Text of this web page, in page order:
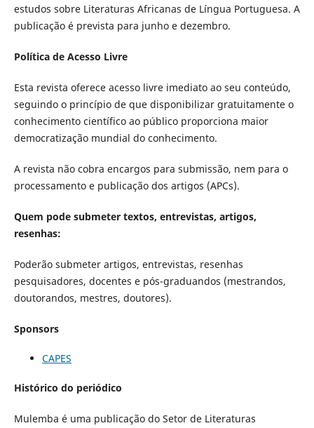
estudos sobre Literaturas Africanas de Língua Portuguesa. A
publicação é prevista para junho e dezembro.
Política de Acesso Livre
Esta revista oferece acesso livre imediato ao seu conteúdo,
seguindo o princípio de que disponibilizar gratuitamente o
conhecimento científico ao público proporciona maior
democratização mundial do conhecimento.
A revista não cobra encargos para submissão, nem para o
processamento e publicação dos artigos (APCs).
Quem pode submeter textos, entrevistas, artigos,
resenhas:
Poderão submeter artigos, entrevistas, resenhas
pesquisadores, docentes e pós-graduandos (mestrandos,
doutorandos, mestres, doutores).
Sponsors
CAPES
Histórico do periódico
Mulemba é uma publicação do Setor de Literaturas